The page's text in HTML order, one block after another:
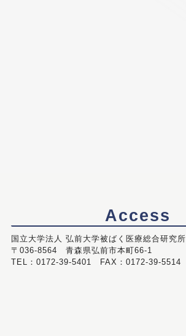
Access
国立大学法人 弘前大学被ばく医療総合研究所
〒036-8564 青森県弘前市本町66-1
TEL：0172-39-5401 FAX：0172-39-5514